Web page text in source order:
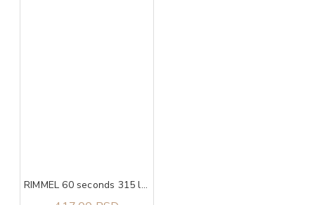
RIMMEL 60 seconds 315 lak za nokte 8ml